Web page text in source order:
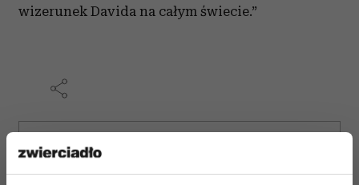
wizerunek Davida na całym świecie.”